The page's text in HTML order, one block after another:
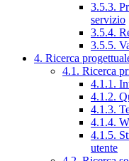
3.5.3.
servizio
3.5.4.
3.5.5.
4. Ricerca
4.1. Ricerca
4.1.1.
4.1.2.
4.1.3.
4.1.4.
4.1.5.
utente